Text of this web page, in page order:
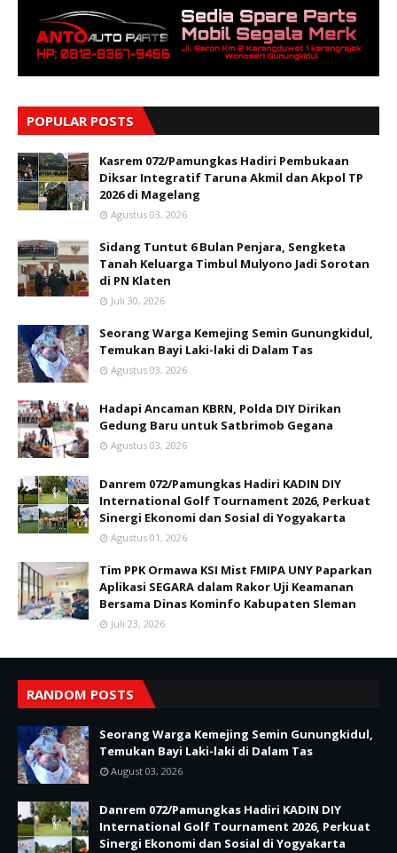
POPULAR POSTS
Kasrem 072/Pamungkas Hadiri Pembukaan
Diksar Integratif Taruna Akmil dan Akpol TP
2026 di Magelang
Agustus 03, 2026
Sidang Tuntut 6 Bulan Penjara, Sengketa
Tanah Keluarga Timbul Mulyono Jadi Sorotan
di PN Klaten
Juli 30, 2026
Seorang Warga Kemejing Semin Gunungkidul,
Temukan Bayi Laki-laki di Dalam Tas
Agustus 03, 2026
Hadapi Ancaman KBRN, Polda DIY Dirikan
Gedung Baru untuk Satbrimob Gegana
Agustus 03, 2026
Danrem 072/Pamungkas Hadiri KADIN DIY
International Golf Tournament 2026, Perkuat
Sinergi Ekonomi dan Sosial di Yogyakarta
Agustus 01, 2026
Tim PPK Ormawa KSI Mist FMIPA UNY Paparkan
Aplikasi SEGARA dalam Rakor Uji Keamanan
Bersama Dinas Kominfo Kabupaten Sleman
Juli 23, 2026
RANDOM POSTS
Seorang Warga Kemejing Semin Gunungkidul,
Temukan Bayi Laki-laki di Dalam Tas
August 03, 2026
Danrem 072/Pamungkas Hadiri KADIN DIY
International Golf Tournament 2026, Perkuat
Sinergi Ekonomi dan Sosial di Yogyakarta